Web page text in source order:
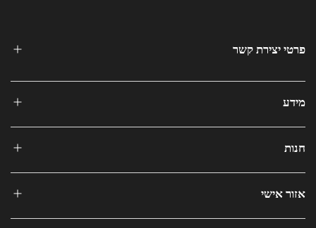
פרטי יצירת קשר
מידע
חנות
אזור אישי